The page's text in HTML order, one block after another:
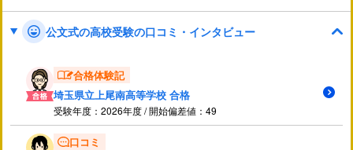
公文式の高校受験の口コミ・インタビュー
合格体験記
埼玉県立上尾南高等学校 合格
受験年度：2026年度 / 開始偏差値：49
口コミ